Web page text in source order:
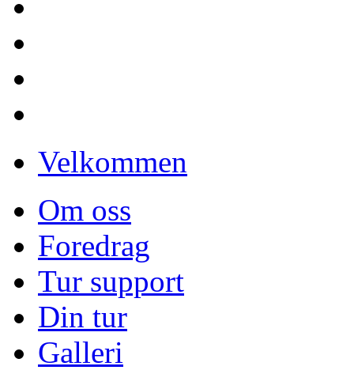
Velkommen
Om oss
Foredrag
Tur support
Din tur
Galleri